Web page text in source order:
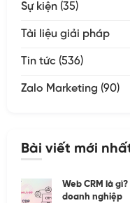
Sự kiện(35)
Tài liệu giải pháp
Tin tức (536)
Zalo Marketing (90)
Bài viết mới
Web CRM là
doanh nghiệp